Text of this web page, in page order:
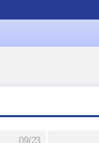
09/23